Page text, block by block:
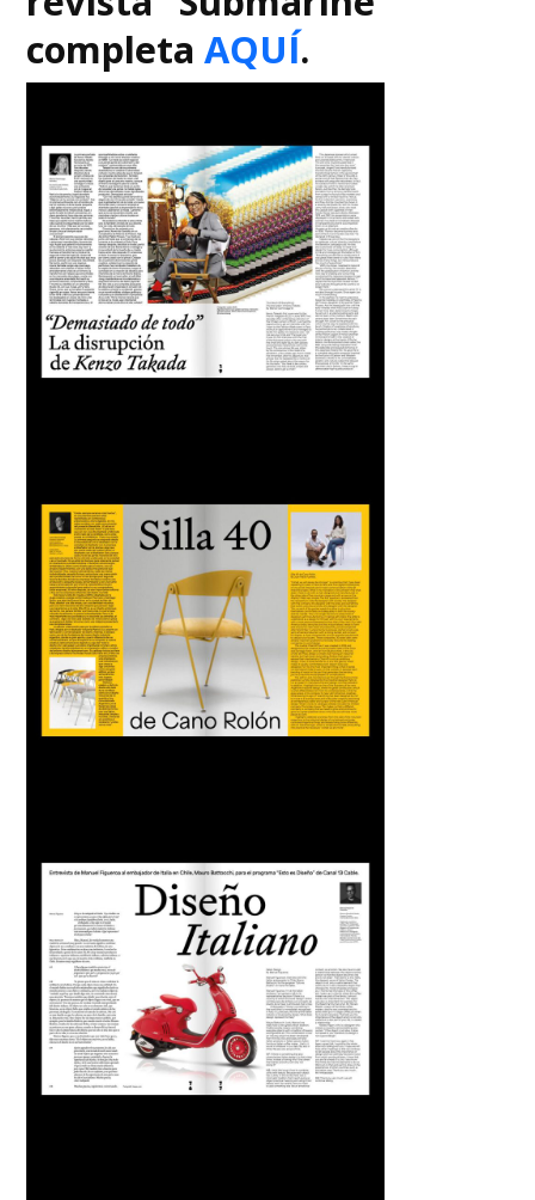
completaAQUÍ.
Carrera
Palabra clave
Desde...